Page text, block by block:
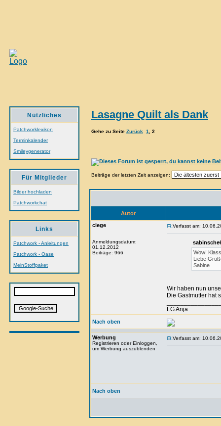
Nützliches
Patchworklexikon
Terminkalender
Smileygenerator
Für Mitglieder
Bilder hochladen
Patchworkchat
Links
Patchwork - Anleitungen
Patchwork - Oase
MeinStoffpaket
Lasagne Quilt als Dank
Gehe zu Seite Zurück 1 2
Beiträge der letzten Zeit anzeigen:
Autor
ciege
Anmeldungsdatum:
01.12.2012
Beiträge: 966
Verfasst am:
Wow!
Liebe
Sabine
Wir haben nun
Die Gastmutter hat
LG Anja
Nach oben
Werbung
Registrieren oder Einloggen,
um Werbung auszublenden
Verfasst am:
Nach oben